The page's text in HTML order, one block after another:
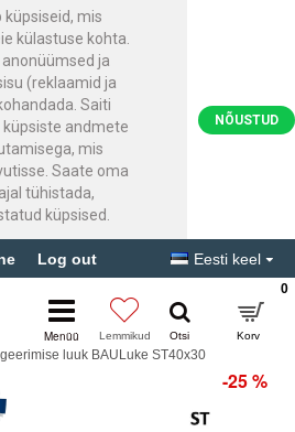
mis
külastuse kohta.
ja
(reklaamid ja
Saiti
andmete
mis
Saate oma
tühistada,
küpsised.
NÕUSTUD
Log out Eesti keel
0
luuk BAULuke ST40x30
-25 %